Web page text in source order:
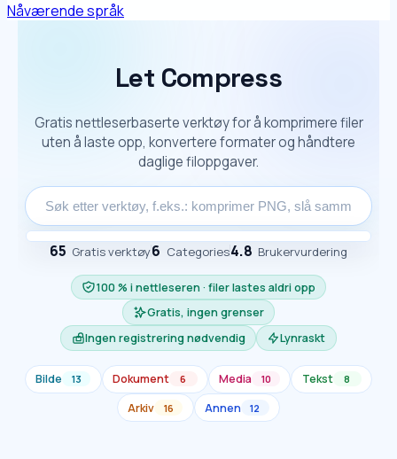
Nåværende språk
Let Compress
Gratis nettleserbaserte verktøy for å komprimere filer
uten å laste opp, konvertere formater og håndtere
daglige filoppgaver.
65 Gratis verktøy6 Categories4.8 Brukervurdering
100 % i nettleseren · filer lastes aldri opp
Gratis, ingen grenser
Ingen registrering nødvendig
Lynraskt
Bilde 13 Dokument 6 Media 10 Tekst 8
Arkiv 16 Annen 12